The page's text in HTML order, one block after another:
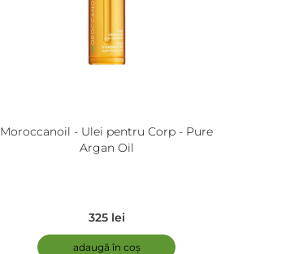
Moroccanoil - Ulei pentru Corp - Pure
Argan Oil
325 lei
adaugă în coș